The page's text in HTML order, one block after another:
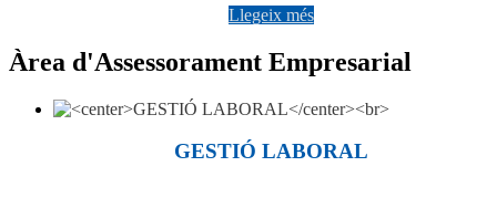
Llegeix més
Àrea d'Assessorament Empresarial
GESTIÓ LABORAL